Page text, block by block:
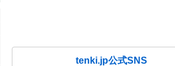
tenki.jp公式SNS